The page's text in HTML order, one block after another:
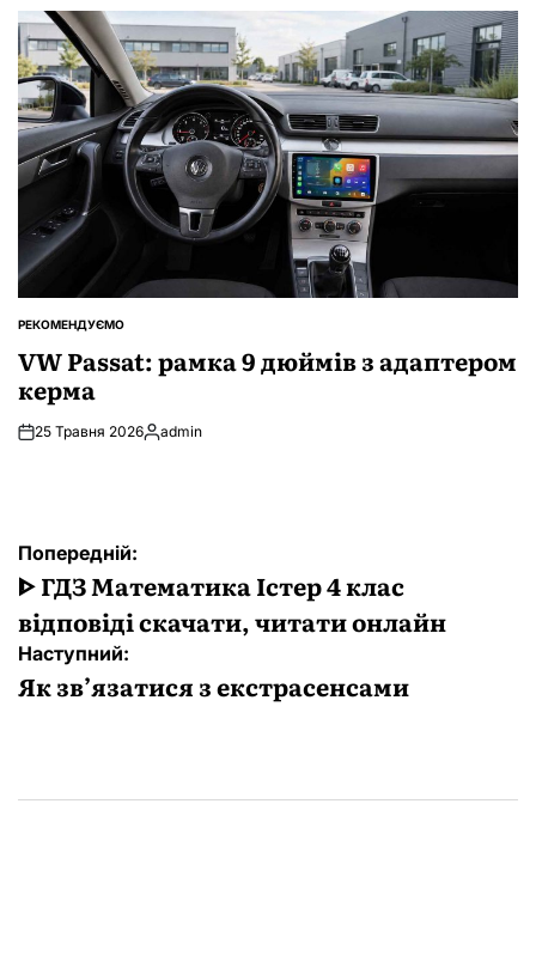
ОПУБЛІКУВАТИ
РЕКОМЕНДУЄМО
VW Passat: рамка 9 дюймів з адаптером
керма
25 Травня 2026Опубліковано
admin
Навігація
записів
Попередній:
ᐈ ГДЗ Математика Істер 4 клас
відповіді скачати, читати онлайн
Наступний:
Як зв’язатися з екстрасенсами